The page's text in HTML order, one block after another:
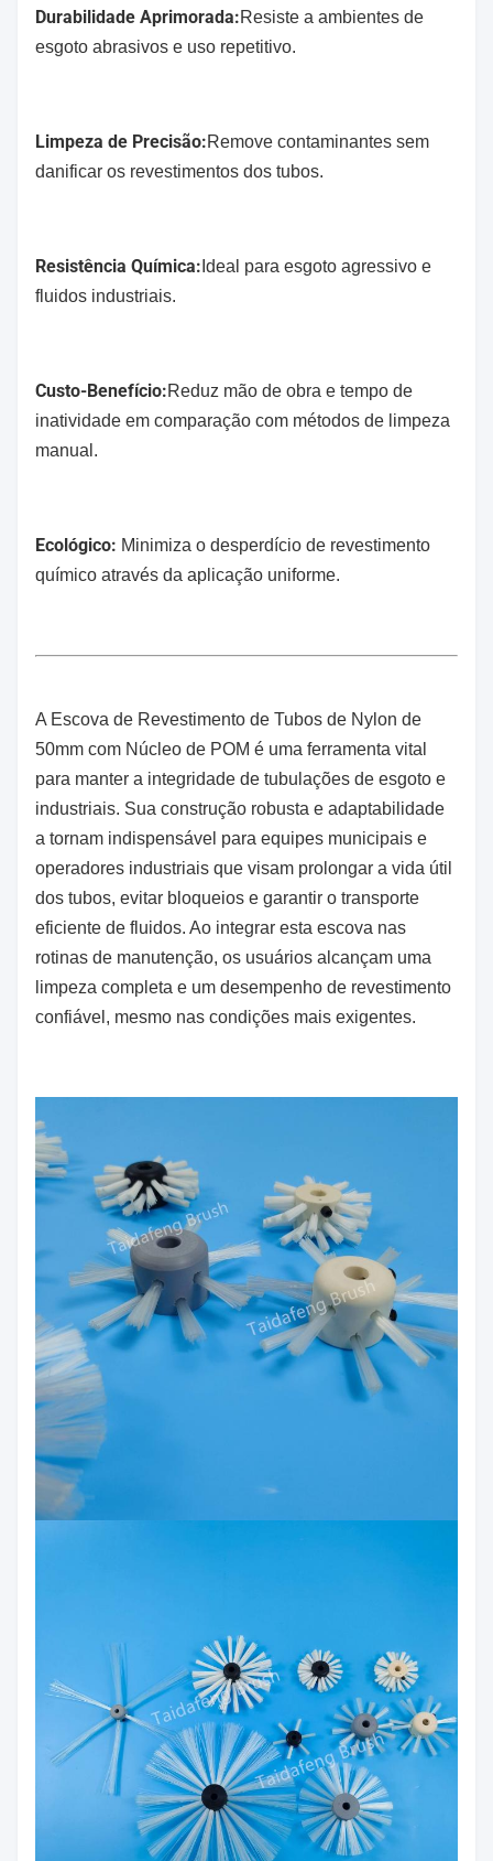
Durabilidade Aprimorada:Resiste a ambientes de
esgoto abrasivos e uso repetitivo.
Limpeza de Precisão:Remove contaminantes sem
danificar os revestimentos dos tubos.
Resistência Química: Ideal para esgoto agressivo e
fluidos industriais.
Custo-Benefício:Reduz mão de obra e tempo de
inatividade em comparação com métodos de limpeza
manual.
Ecológico: Minimiza o desperdício de revestimento
químico através da aplicação uniforme.
A Escova de Revestimento de Tubos de Nylon de
50mm com Núcleo de POM é uma ferramenta vital
para manter a integridade de tubulações de esgoto e
industriais. Sua construção robusta e adaptabilidade
a tornam indispensável para equipes municipais e
operadores industriais que visam prolongar a vida útil
dos tubos, evitar bloqueios e garantir o transporte
eficiente de fluidos. Ao integrar esta escova nas
rotinas de manutenção, os usuários alcançam uma
limpeza completa e um desempenho de revestimento
confiável, mesmo nas condições mais exigentes.